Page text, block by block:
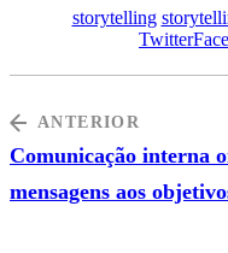
storytelling
Twitter
ANTERIOR
Comunicação interna
mensagens aos